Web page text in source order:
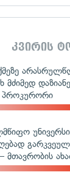
კვირის
პროკურორი